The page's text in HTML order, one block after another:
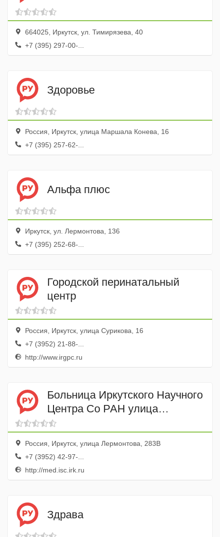
664025, Иркутск, ул. Тимирязева, 40
+7 (395) 297-00-...
Здоровье
Россия, Иркутск, улица Маршала Конева, 16
+7 (395) 257-62-...
Альфа плюс
Иркутск, ул. Лермонтова, 136
+7 (395) 252-68-...
Городской перинатальный
центр
Россия, Иркутск, улица Сурикова, 16
+7 (3952) 21-88-...
http://www.irgpc.ru
Больница Иркутского Научного
Центра Со РАН улица
Лермонтова, 283в, Иркутск
Россия, Иркутск, улица Лермонтова, 283В
+7 (3952) 42-97-...
http://med.isc.irk.ru
Здрава